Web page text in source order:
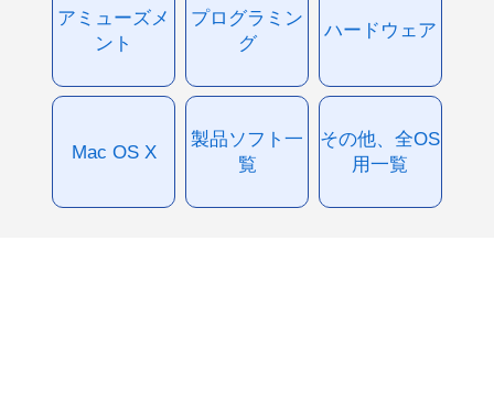
アミューズメ
ント
プログラミン
グ
ハードウェア
Mac OS X
製品ソフト一
覧
その他、全OS
用一覧